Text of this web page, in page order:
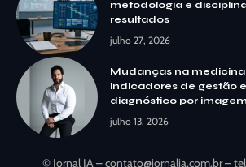
metodologia e
resultados
julho 27, 2026
Mudanças na
indicadores de gestão
diagnóstico por imagem
julho 13, 2026
© Jornal IA –contato@jornalia.com.br–